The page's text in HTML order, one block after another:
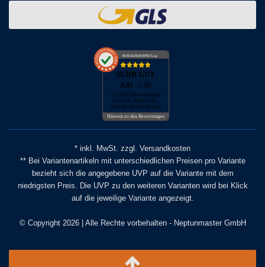
AUSGEZEICHNET.org
SEHR GUT
4.91 / 5.00
173.452 Bewertungen
von hier, amazon.de,
ebay.de, facebook.com
Hinweis zu den Bewertungen
* inkl. MwSt. zzgl. Versandkosten
** Bei Variantenartikeln mit unterschiedlichen Preisen pro Variante
bezieht sich die angegebene UVP auf die Variante mit dem
niedrigsten Preis. Die UVP zu den weiteren Varianten wird bei Klick
auf die jeweilige Variante angezeigt.
© Copyright 2026 | Alle Rechte vorbehalten - Neptunmaster GmbH